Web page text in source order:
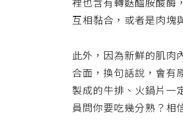
裡也含有轉麩醯胺酸酶
互相黏合，或者是肉塊
此外，因為新鮮的肌肉
合面，換句話說，會
製成的牛排、火鍋片一
員問你要吃幾分熟？相